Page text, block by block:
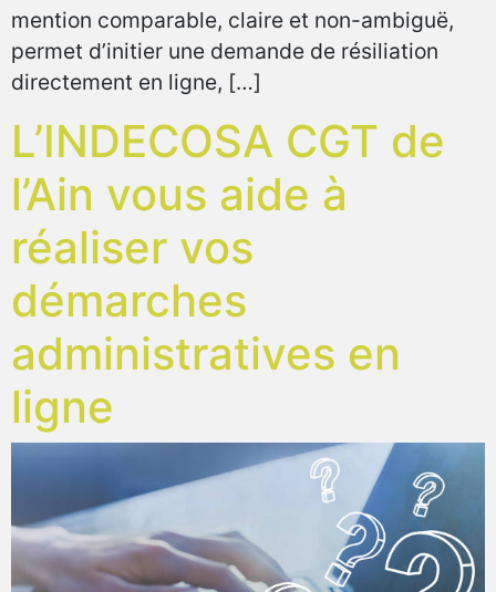
mention comparable, claire et non-ambiguë,
permet d’initier une demande de résiliation
directement en ligne, […]
L’INDECOSA CGT de
l’Ain vous aide à
réaliser vos
démarches
administratives en
ligne